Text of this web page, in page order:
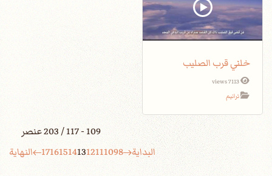
خلني قرب الصليب
7113 views
ترانيم
109 - 117 / 203 عنصر
البداية
8
9
10
11
12
13
14
15
16
17 النهاية